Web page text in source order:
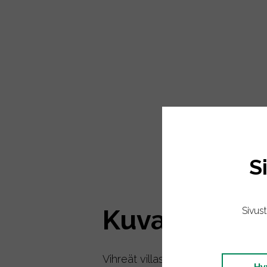
Kuvaus
Vihreät villasukat, joissa on